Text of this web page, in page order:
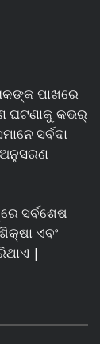
ପାଖରେ
ଘଟଣାକୁ କଭର୍
ସର୍ବଦା
ସର୍ବଶେଷ
ଏବଂ
|